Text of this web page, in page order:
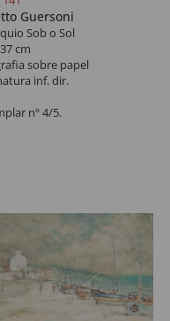
Guersoni
Sob o Sol
cm
sobre papel
inf. dir.
nº 4/5.